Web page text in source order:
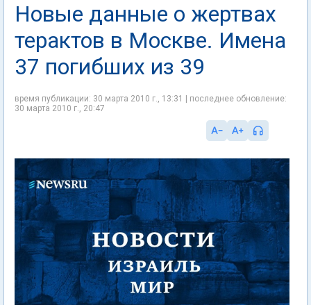
Новые данные о жертвах
терактов в Москве. Имена
37 погибших из 39
время публикации: 30 марта 2010 г., 13:31 | последнее обновление:
30 марта 2010 г., 20:47